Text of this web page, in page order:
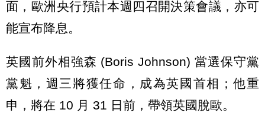
面，歐洲央行預計本週四召開決策會議，亦可
能宣布降息。
英國前外相強森 (Boris Johnson) 當選保守黨
黨魁，週三將獲任命，成為英國首相；他重
申，將在 10 月 31 日前，帶領英國脫歐。